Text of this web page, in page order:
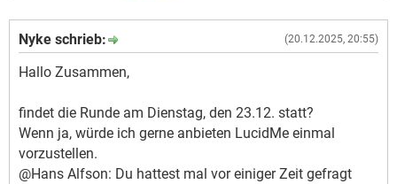
(20.12.2025, 20:55)
Nyke schrieb:
Hallo Zusammen,
findet die Runde am Dienstag, den 23.12. statt?
Wenn ja, würde ich gerne anbieten LucidMe einmal
vorzustellen.
@Hans Alfson: Du hattest mal vor einiger Zeit gefragt